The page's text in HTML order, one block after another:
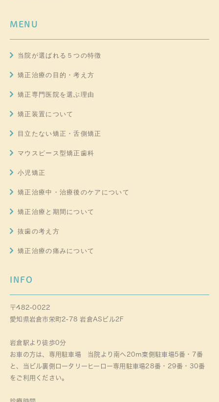
MENU
当院が選ばれる５つの特徴
矯正治療の目的・考え方
矯正専門医院を選ぶ理由
矯正装置について
目立たない矯正・舌側矯正
マウスピース型矯正歯科
小児矯正
矯正治療中・治療後のケアについて
矯正治療と期間について
抜歯の考え方
矯正治療の痛みについて
INFO
〒482-0022
愛知県岩倉市栄町2-78 岩倉ASビル2F
岩倉駅より徒歩0分
お車の方は、専用駐車場 当院より南へ20ｍ東側駐車場5番・7番
と、当ビル裏側ロータリーヒーロー専用駐車場28番・29番・30番
をご利用ください。